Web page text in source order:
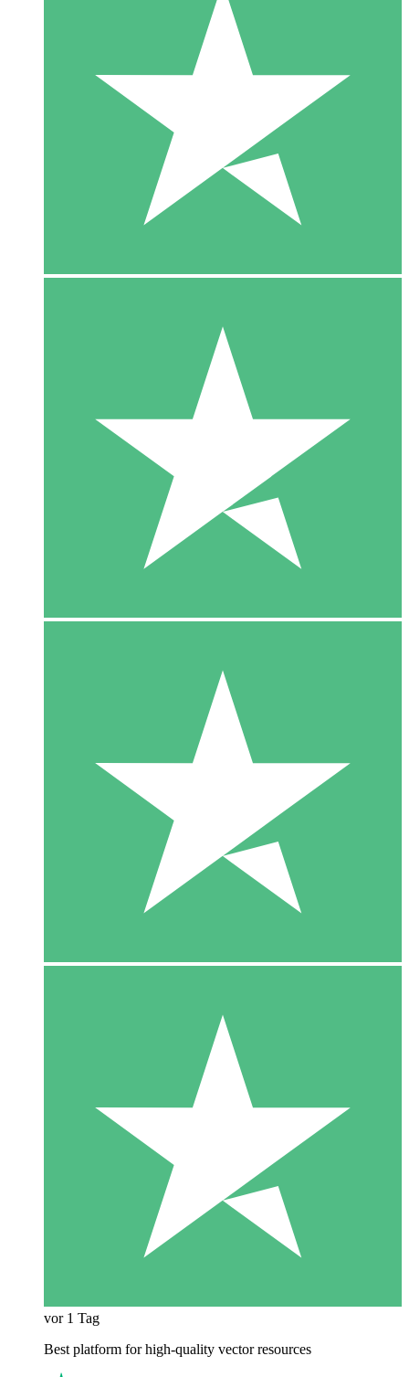
vor 1 Tag
Best platform for high-quality vector resources